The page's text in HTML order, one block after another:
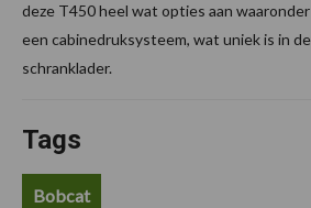
deze T450 heel wat opties aan
een cabinedruksysteem, wat uniek is in
schranklader.
Tags
Bobcat